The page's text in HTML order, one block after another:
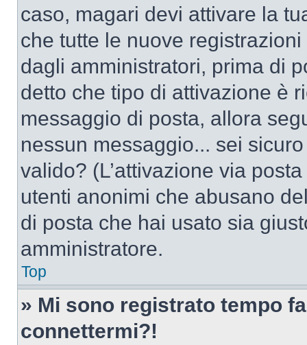
caso, magari devi attivare la
che tutte le nuove
dagli amministratori, prima di
detto che tipo di attivazione è
messaggio di posta, allora
nessun messaggio... sei
valido? (L’attivazione via
utenti anonimi che abusano
di posta che hai usato sia
amministratore.
Top
» Mi sono registrato tempo
connettermi?!